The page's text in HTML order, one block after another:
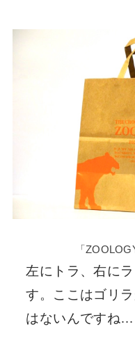
「
左にトラ、右に
す。ここはゴリ
はないんですね…